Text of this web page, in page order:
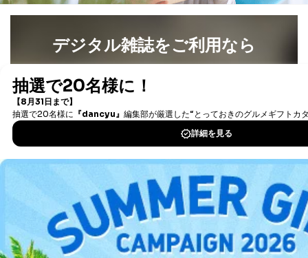
ません。ただし、次の場合は除きます。
人の生命､身体または財産の保護のために必要がある
場合であって、本人の同意を得ることが困難であると
き。
公衆衛生の向上または児童の健全な育成の推進のため
に特に必要がある場合であって、本人の同意を得るこ
とが困難である場合。
国の機関もしくは地方公共団体またはその委託を受け
た者が法令の定める事務を遂行することに対して協力
する必要がある場合であって、本人の同意を得ること
により当該事務の遂行に支障を及ぼすおそれがあると
上記２．の利用目的を実施するために守秘義務を結ん
だ企業に、業務の一部として個人情報の取扱いを委
託・提供する場合、その業務に必要な範囲で委託・提
供先企業に個人情報を開示することがあります。
委託・提供先企業は具体的には以下のような企業です
が、これらに限りません。
デジタル雑誌をご利用なら
書籍）が無料で読み放題！
DOWNLOAD FOR IOS
DOWNLOAD FOR ANDROID
ご利用方法はこちら